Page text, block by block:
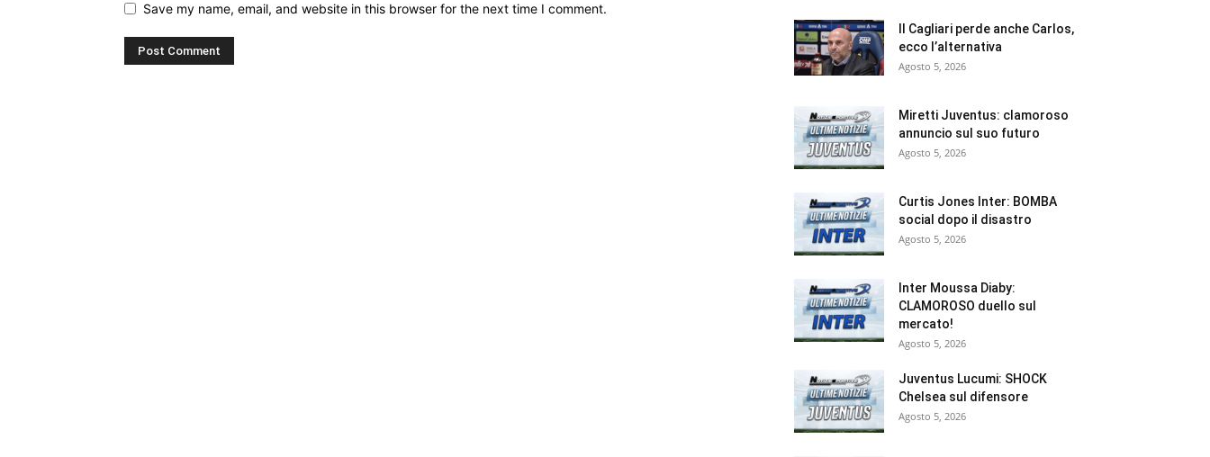
Save my name, email, and website in this browser for the next time I comment.
Il Cagliari perde anche Carlos,
ecco l’alternativa
Agosto 5, 2026
Miretti Juventus: clamoroso
annuncio sul suo futuro
Agosto 5, 2026
Curtis Jones Inter: BOMBA
social dopo il disastro
Agosto 5, 2026
Inter Moussa Diaby:
CLAMOROSO duello sul
mercato!
Agosto 5, 2026
Juventus Lucumi: SHOCK
Chelsea sul difensore
Agosto 5, 2026